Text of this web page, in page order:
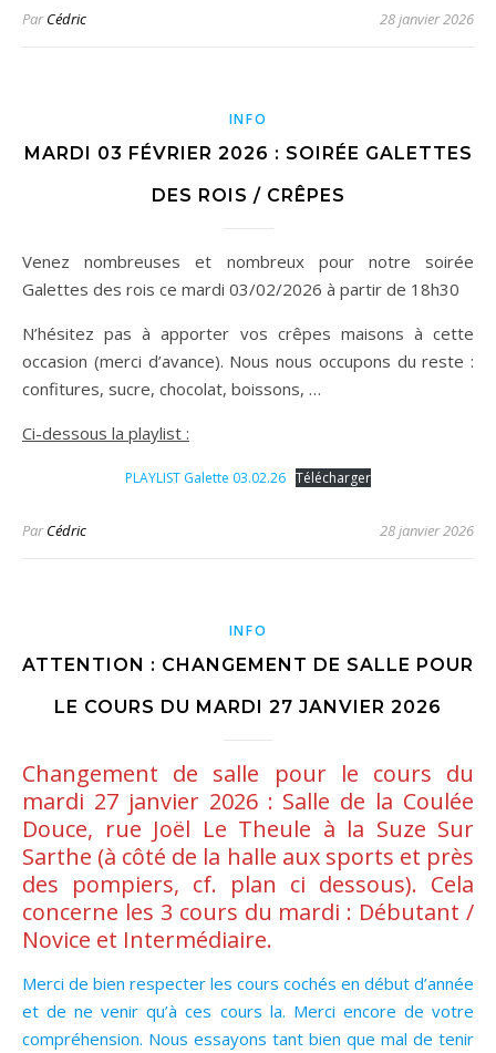
ParCédric 28 janvier 2026
INFO
MARDI 03 FÉVRIER 2026 : SOIRÉE GALETTES
DES ROIS / CRÊPES
Venez nombreuses et nombreux pour notre soirée
Galettes des rois ce mardi 03/02/2026 à partir de 18h30
N’hésitez pas à apporter vos crêpes maisons à cette
occasion (merci d’avance). Nous nous occupons du reste :
confitures, sucre, chocolat, boissons, …
Ci-dessous la playlist :
PLAYLIST Galette 03.02.26 Télécharger
ParCédric 28 janvier 2026
INFO
ATTENTION : CHANGEMENT DE SALLE POUR
LE COURS DU MARDI 27 JANVIER 2026
Changement de salle pour le cours du
mardi 27 janvier 2026 : Salle de la Coulée
Douce, rue Joël Le Theule à la Suze Sur
Sarthe (à côté de la halle aux sports et près
des pompiers, cf. plan ci dessous). Cela
concerne les 3 cours du mardi : Débutant /
Novice et Intermédiaire.
Merci de bien respecter les cours cochés en début d’année
et de ne venir qu’à ces cours la. Merci encore de votre
compréhension. Nous essayons tant bien que mal de tenir